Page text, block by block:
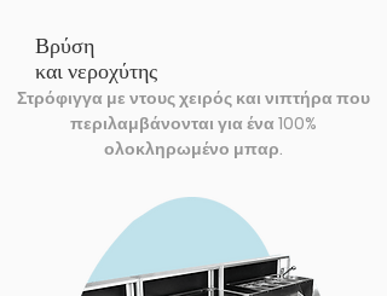
Βρύση
και νεροχύτης
Στρόφιγγα με ντους χειρός και νιπτήρα που
περιλαμβάνονται για ένα 100%
ολοκληρωμένο μπαρ.